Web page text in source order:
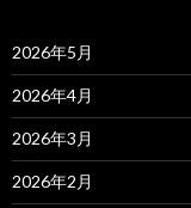
2026年5月
2026年4月
2026年3月
2026年2月